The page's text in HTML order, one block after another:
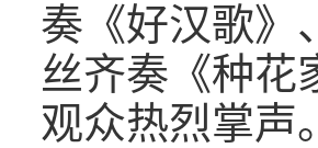
奏《好汉歌》
丝齐奏《种花
观众热烈掌声